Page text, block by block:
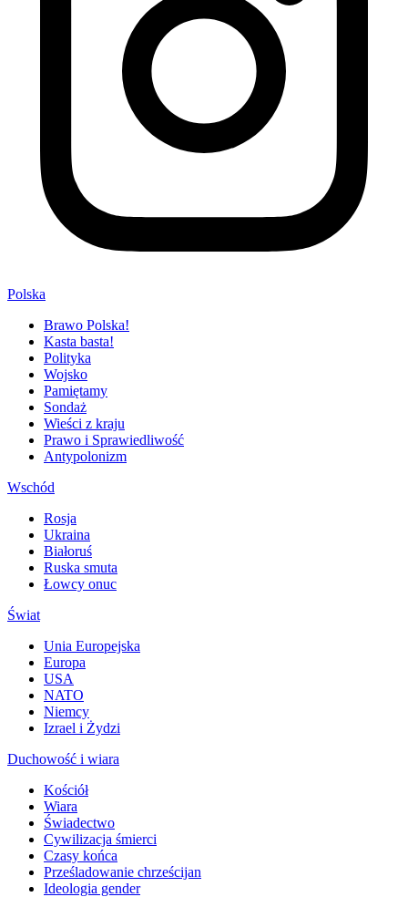
Polska
Brawo Polska!
Kasta basta!
Polityka
Wojsko
Pamiętamy
Sondaż
Wieści z kraju
Prawo i Sprawiedliwość
Antypolonizm
Wschód
Rosja
Ukraina
Białoruś
Ruska smuta
Łowcy onuc
Świat
Unia Europejska
Europa
USA
NATO
Niemcy
Izrael i Żydzi
Duchowość i wiara
Kościół
Wiara
Świadectwo
Cywilizacja śmierci
Czasy końca
Prześladowanie chrześcijan
Ideologia gender